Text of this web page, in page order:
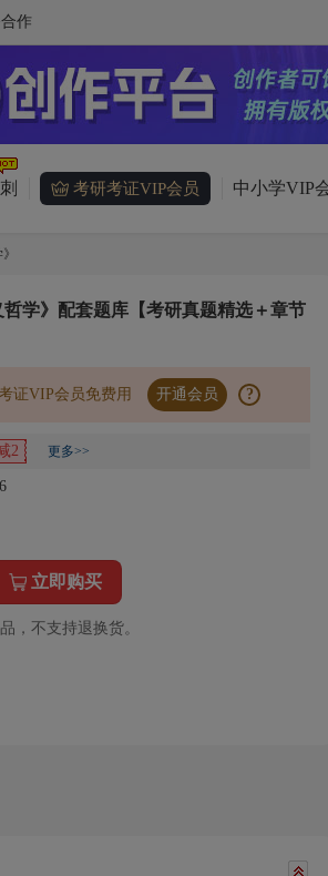
作
考研考证VIP会员 中小学VIP
学》配套题库【考研真题精选＋章节
证VIP会员免费用 开通会员 ?
2 更多>>
立即购买
，不支持退换货。